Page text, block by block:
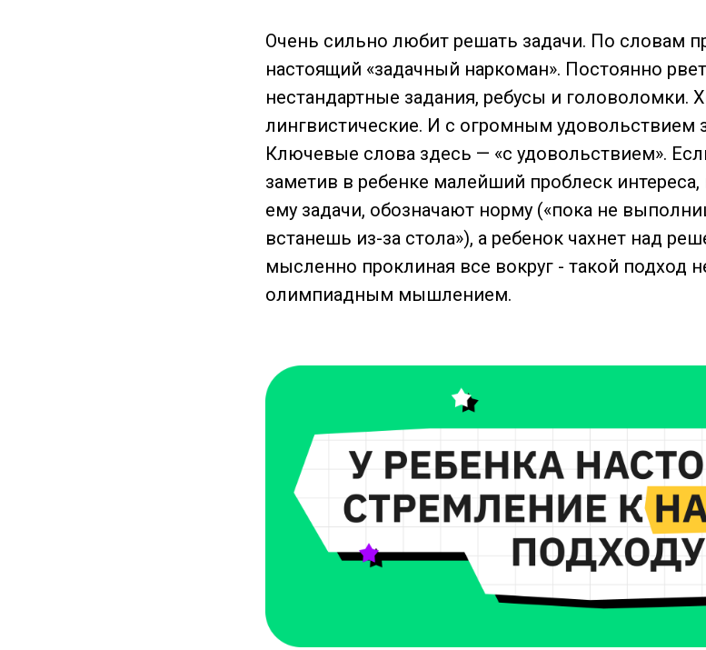
Очень сильно любит решать задачи. По словам
настоящий «задачный наркоман». Постоянно
нестандартные задания, ребусы и головоломки.
лингвистические. И с огромным удовольствием
Ключевые слова здесь — «с удовольствием».
заметив в ребенке малейший проблеск
ему задачи, обозначают норму («пока не
встанешь из-за стола»), а ребенок чахнет над
мысленно проклиная все вокруг - такой подход
олимпиадным мышлением.